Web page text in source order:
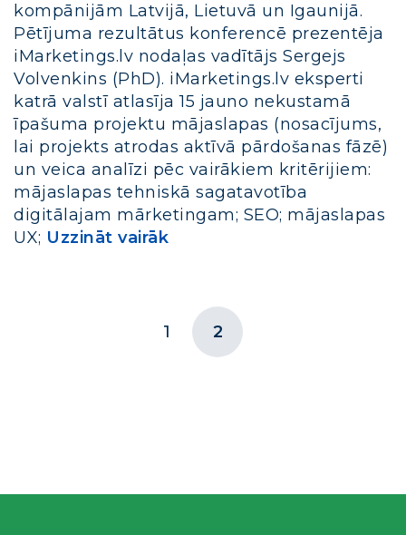
kompānijām Latvijā, Lietuvā un Igaunijā.
Pētījuma rezultātus konferencē prezentēja
iMarketings.lv nodaļas vadītājs Sergejs
Volvenkins (PhD). iMarketings.lv eksperti
katrā valstī atlasīja 15 jauno nekustamā
īpašuma projektu mājaslapas (nosacījums,
lai projekts atrodas aktīvā pārdošanas fāzē)
un veica analīzi pēc vairākiem kritērijiem:
mājaslapas tehniskā sagatavotība
digitālajam mārketingam; SEO; mājaslapas
UX; Uzzināt vairāk
1 2